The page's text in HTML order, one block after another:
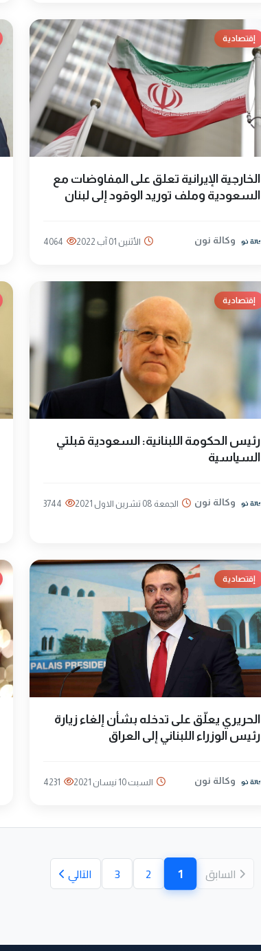
إقتصادية
الخارجية الإيرانية تعلق على المفاوضات مع
السعودية وملف توريد الوقود إلى لبنان
وكالة نون الأثنين 01 آب 2022 4064
إقتصادية
رئيس الحكومة اللبنانية: السعودية قبلتي
السياسية
وكالة نون الجمعة 08 تشرين الاول 2021 3744
إقتصادية
الحريري يعلّق على تدخله بشأن إلغاء زيارة
رئيس الوزراء اللبناني إلى العراق
وكالة نون السبت 10 نيسان 2021 4231
السابق 1(الصفحة الحالية)
2
3 التالي